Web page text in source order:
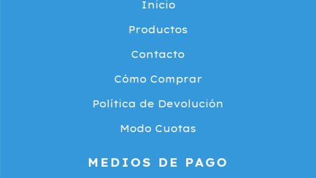
Inicio
Productos
Contacto
Cómo Comprar
Política de Devolución
Modo Cuotas
MEDIOS DE PAGO